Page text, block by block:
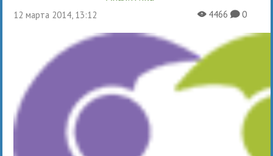
12 марта 2014, 13:12 X4466K0